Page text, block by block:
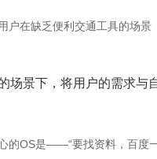
户在缺乏便利交通工具的场景
场景下，将用户的需求与
的OS是——“要找资料，百度